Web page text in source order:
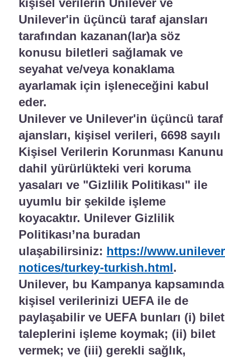
kişisel verilerin Unilever ve
Unilever'in üçüncü taraf ajansları
tarafından kazanan(lar)a söz
konusu biletleri sağlamak ve
seyahat ve/veya konaklama
ayarlamak için işleneceğini kabul
eder.
Unilever ve Unilever'in üçüncü taraf
ajansları, kişisel verileri, 6698 sayılı
Kişisel Verilerin Korunması Kanunu
dahil yürürlükteki veri koruma
yasaları ve "Gizlilik Politikası" ile
uyumlu bir şekilde işleme
koyacaktır. Unilever Gizlilik
Politikası’na buradan
ulaşabilirsiniz: https://
notices/turkey-turkish.html.
Unilever, bu Kampanya kapsamında
kişisel verilerinizi UEFA ile de
paylaşabilir ve UEFA bunları (i) bilet
taleplerini işleme koymak; (ii) bilet
vermek; ve (iii) gerekli sağlık,